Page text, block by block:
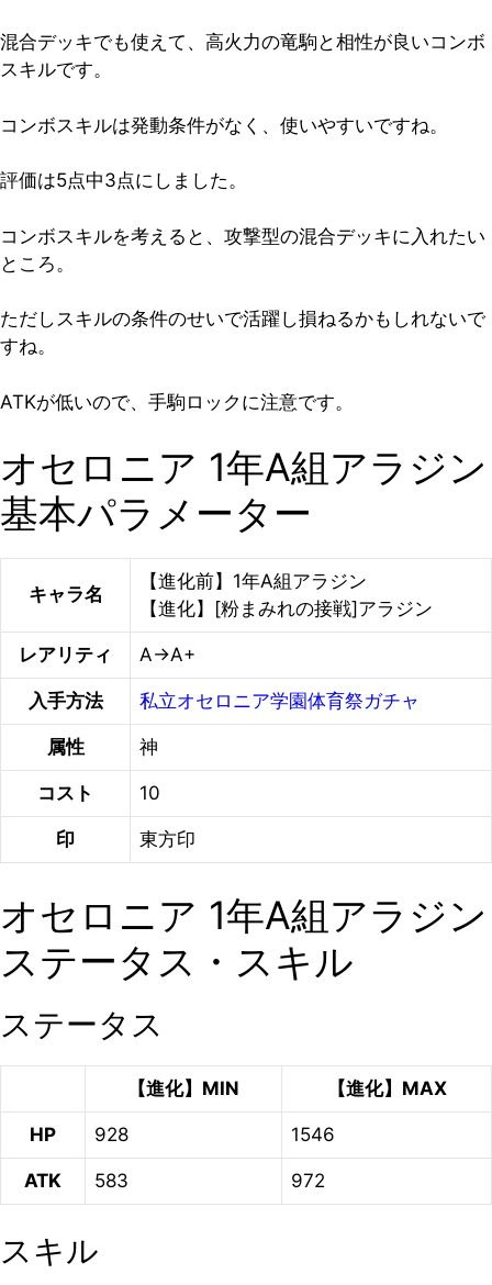
混合デッキでも使えて、高火力の竜駒と相性が良いコンボ
スキルです。
コンボスキルは発動条件がなく、使いやすいですね。
評価は5点中3点にしました。
コンボスキルを考えると、 攻撃型の混合デッキに入れたい
ところ。
ただしスキルの条件のせいで活躍し損ねるかもしれないで
すね。
ATKが低いので、手駒ロックに注意です。
オセロニア 1年A組アラジン
基本パラメーター
キャラ名
【進化前】1年A組アラジン
【進化】[粉まみれの接戦]アラジン
レアリティ A→A+
入手方法 私立オセロニア学園体育祭ガチャ
属性 神
コスト 10
印 東方印
オセロニア 1年A組アラジン
ステータス・スキル
ステータス
【進化】MIN 【進化】MAX
HP 928 1546
ATK 583 972
スキル